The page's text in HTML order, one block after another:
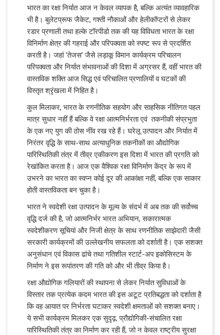
भारत का रक्षा निर्यात आज न केवल व्यापक है, बल्कि अत्यंत व्यावहारिक
भी है। बुलेटप्रूफ जैकेट, गश्ती नौकाओं और हेलीकॉप्टरों से लेकर
रडार प्रणाली तथा हल्के टॉरपीडो तक की यह विविधता भारत के रक्षा
विनिर्माण क्षेत्र की गहराई और परिपक्वता को स्पष्ट रूप से प्रदर्शित
करती है। जहां ‘तेजस’ जैसे लड़ाकू विमान कार्यक्रम परिचालन
परिपक्वता और निर्यात संभावनाओं की दिशा में अग्रसर हैं, वहीं भारत की
वास्तविक शक्ति आज सिद्ध एवं परिचालित प्रणालियों व घटकों की
विस्तृत श्रृंखला में निहित है।
कुल मिलाकर, भारत के रणनीतिक सहयोग और साहसिक नीतिगत पहल
मात्र सुधार नहीं हैं बल्कि वे रक्षा आत्मनिर्भरता एवं तकनीकी संप्रभुता
के एक नए युग की ठोस नींव रख रहे हैं। घरेलू उत्पादन और निर्यात में
निरंतर वृद्धि के साथ-साथ अत्याधुनिक तकनीकों का औद्योगिक
पारिस्थितिकी तंत्र में तीव्र एकीकरण इस दिशा में भारत की प्रगति को
रेखांकित करता है। आज एक वैश्विक रक्षा विनिर्माण केंद्र के रूप में
उभरने का भारत का स्वप्न कोई दूर की आकांक्षा नहीं, बल्कि एक साकार
होती वास्तविकता बन चुका है।
भारत ने स्वदेशी रक्षा उत्पादन के मूल्य के संदर्भ में अब तक की सर्वोच्च
वृद्धि दर्ज की है, जो आत्मनिर्भर भारत अभियान, सकारात्मक
स्वदेशीकरण सूचियां और निजी क्षेत्र के साथ रणनीतिक साझेदारी जैसी
सरकारी कार्यक्रमों की उल्लेखनीय सफलता को दर्शाती है। एक सशक्त
अनुसंधान एवं विकास ढांचे तथा गतिशील स्टार्ट-अप इकोसिस्टम के
निर्माण ने इस रूपांतरण की गति को और भी तीव्र किया है।
रक्षा औद्योगिक गलियारों की स्थापना से लेकर निर्यात सुविधाओं के
विस्तार तक प्रत्येक कदम भारत की इस अटूट प्रतिबद्धता को दर्शाता है
कि वह आयात पर निर्भरता घटाकर स्वदेशी क्षमताओं को सशक्त बनाए।
ये सभी कार्यक्रम मिलकर एक सुदृढ़, प्रौद्योगिकी-संचालित रक्षा
पारिस्थितिकी तंत्र का निर्माण कर रही हैं, जो न केवल राष्ट्रीय सुरक्षा